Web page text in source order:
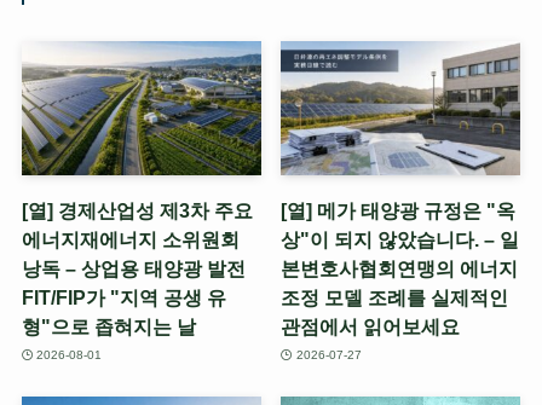
[열] 경제산업성 제3차 주요
에너지재에너지 소위원회
낭독 – 상업용 태양광 발전
FIT/FIP가 "지역 공생 유
형"으로 좁혀지는 날
2026-08-01
[열] 메가 태양광 규정은 "옥
상"이 되지 않았습니다. – 일
본변호사협회연맹의 에너지
조정 모델 조례를 실제적인
관점에서 읽어보세요
2026-07-27